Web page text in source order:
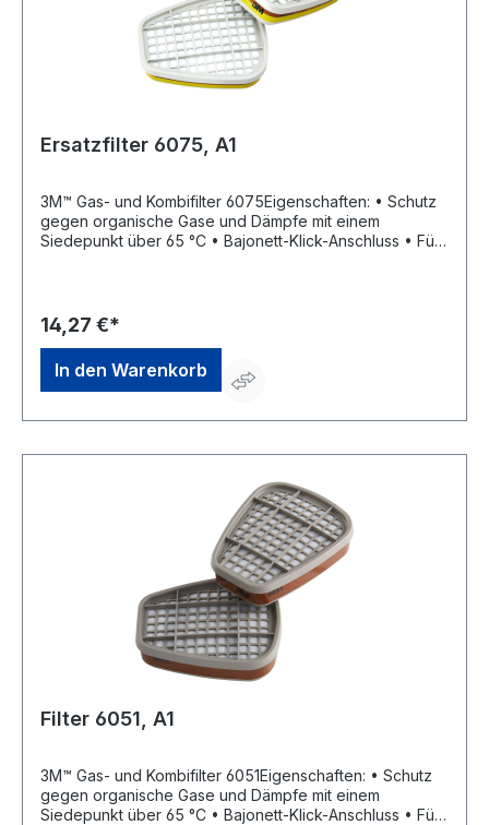
Ersatzfilter 6075, A1
3M™ Gas- und Kombifilter 6075Eigenschaften: • Schutz
gegen organische Gase und Dämpfe mit einem
Siedepunkt über 65 °C • Bajonett-Klick-Anschluss • Für
DE, +492131140, 3m.premiumcustomer.dach@mmm.com
14,27 €*
In den Warenkorb
Filter 6051, A1
3M™ Gas- und Kombifilter 6051Eigenschaften: • Schutz
gegen organische Gase und Dämpfe mit einem
Siedepunkt über 65 °C • Bajonett-Klick-Anschluss • Für